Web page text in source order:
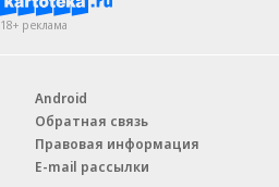
18+ реклама
Android
Обратная связь
Правовая информация
E-mail рассылки